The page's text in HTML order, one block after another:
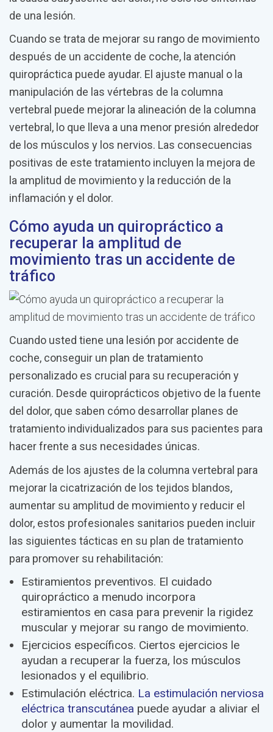
de una lesión.
Cuando se trata de mejorar su rango de movimiento
después de un accidente de coche, la atención
quiropráctica puede ayudar. El ajuste manual o la
manipulación de las vértebras de la columna
vertebral puede mejorar la alineación de la columna
vertebral, lo que lleva a una menor presión alrededor
de los músculos y los nervios. Las consecuencias
positivas de este tratamiento incluyen la mejora de
la amplitud de movimiento y la reducción de la
inflamación y el dolor.
Cómo ayuda un quiropráctico a
recuperar la amplitud de
movimiento tras un accidente de
tráfico
Cuando usted tiene una lesión por accidente de
coche, conseguir un plan de tratamiento
personalizado es crucial para su recuperación y
curación. Desde quiroprácticos objetivo de la fuente
del dolor, que saben cómo desarrollar planes de
tratamiento individualizados para sus pacientes para
hacer frente a sus necesidades únicas.
Además de los ajustes de la columna vertebral para
mejorar la cicatrización de los tejidos blandos,
aumentar su amplitud de movimiento y reducir el
dolor, estos profesionales sanitarios pueden incluir
las siguientes tácticas en su plan de tratamiento
para promover su rehabilitación:
Estiramientos preventivos. El cuidado
quiropráctico a menudo incorpora
estiramientos en casa para prevenir la rigidez
muscular y mejorar su rango de movimiento.
Ejercicios específicos. Ciertos ejercicios le
ayudan a recuperar la fuerza, los músculos
lesionados y el equilibrio.
Estimulación eléctrica. La estimulación nerviosa
eléctrica transcutánea puede ayudar a aliviar el
dolor y aumentar la movilidad.